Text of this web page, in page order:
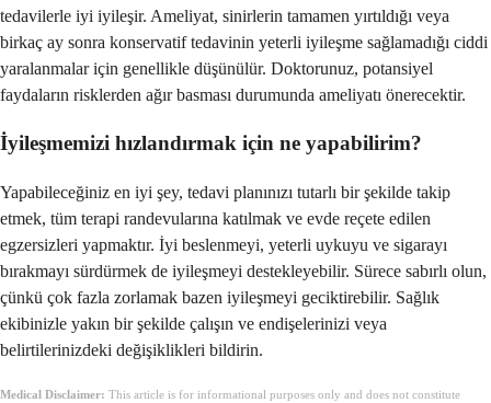
tedavilerle iyi iyileşir. Ameliyat, sinirlerin tamamen yırtıldığı veya
birkaç ay sonra konservatif tedavinin yeterli iyileşme sağlamadığı ciddi
yaralanmalar için genellikle düşünülür. Doktorunuz, potansiyel
faydaların risklerden ağır basması durumunda ameliyatı önerecektir.
İyileşmemizi hızlandırmak için ne yapabilirim?
Yapabileceğiniz en iyi şey, tedavi planınızı tutarlı bir şekilde takip
etmek, tüm terapi randevularına katılmak ve evde reçete edilen
egzersizleri yapmaktır. İyi beslenmeyi, yeterli uykuyu ve sigarayı
bırakmayı sürdürmek de iyileşmeyi destekleyebilir. Sürece sabırlı olun,
çünkü çok fazla zorlamak bazen iyileşmeyi geciktirebilir. Sağlık
ekibinizle yakın bir şekilde çalışın ve endişelerinizi veya
belirtilerinizdeki değişiklikleri bildirin.
Medical Disclaimer: This article is for informational purposes only and does not constitute